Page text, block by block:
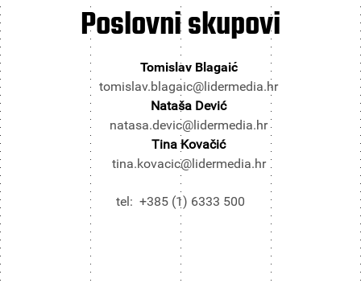
Poslovniskupovi
Tomislav Blagaić
tomislav.blagaic@lidermedia.hr
Nataša Dević
natasa.devic@lidermedia.hr
Tina Kovačić
tina.kovacic@lidermedia.hr
tel: +385 (1) 6333 500